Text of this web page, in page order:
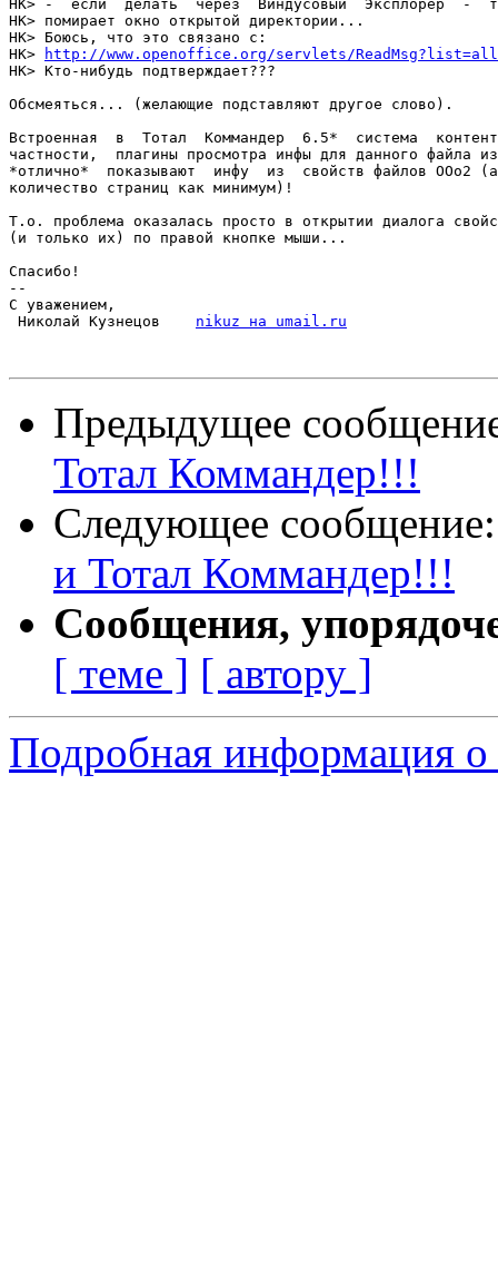
НК> -  если  делать  через  Виндусовый  Эксплорер  -
НК> помирает окно открытой директории...
НК> Боюсь, что это связано с:
НК>
http://www.openoffice.org/servlets/
НК> Кто-нибудь подтверждает???
Обсмеяться... (желающие подставляют другое слово).
Встроенная  в  Тотал  Коммандер  6.5*  система
частности,  плагины просмотра инфы для данного файла
*отлично*  показывают  инфу  из  свойств файлов ООо2
количество страниц как минимум)!
Т.о. проблема оказалась просто в открытии диалога
(и только их) по правой кнопке мыши...
Спасибо!
--
С уважением,
Николай Кузнецов nikuz на umail.ru
Предыдущее
Тотал Коммандер!!!
Следующее
и Тотал Коммандер!!!
Сообщения,
[ теме ] [ автору ]
Подробная информация о